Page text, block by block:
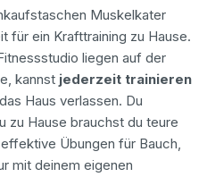
Muskelkater
für ein Krafttraining zu Hause.
liegen auf der
kannst jederzeit trainieren
Haus verlassen. Du
zu Hause brauchst du teure
Übungen für Bauch,
mit deinem eigenen